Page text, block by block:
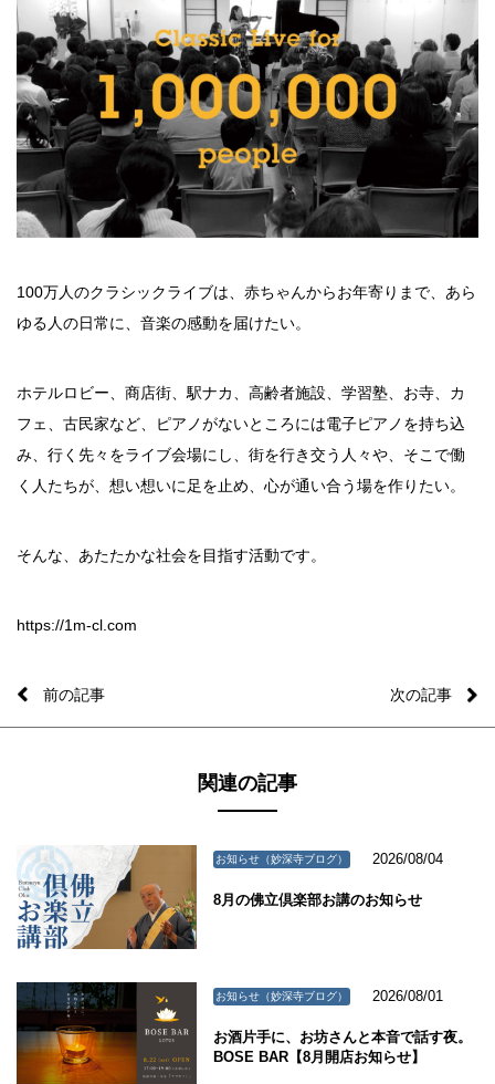
100万人のクラシックライブは、赤ちゃんからお年寄りまで、あら
ゆる人の日常に、音楽の感動を届けたい。
ホテルロビー、商店街、駅ナカ、高齢者施設、学習塾、お寺、カ
フェ、古民家など、ピアノがないところには電子ピアノを持ち込
み、行く先々をライブ会場にし、街を行き交う人々や、そこで働
く人たちが、想い想いに足を止め、心が通い合う場を作りたい。
そんな、あたたかな社会を目指す活動です。
https://1m-cl.com
前の記事 次の記事
関連の記事
お知らせ（妙深寺ブログ） 2026/08/04
8月の佛立倶楽部お講のお知らせ
お知らせ（妙深寺ブログ） 2026/08/01
お酒片手に、お坊さんと本音で話す夜。
BOSE BAR【8月開店お知らせ】